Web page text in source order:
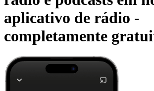
aplicativo de rádio -
completamente